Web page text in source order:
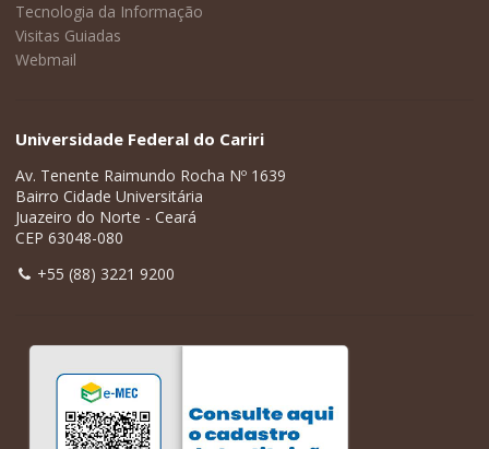
Tecnologia da Informação
Visitas Guiadas
Webmail
Universidade Federal do Cariri
Av. Tenente Raimundo Rocha Nº 1639
Bairro Cidade Universitária
Juazeiro do Norte - Ceará
CEP 63048-080
+55 (88) 3221 9200